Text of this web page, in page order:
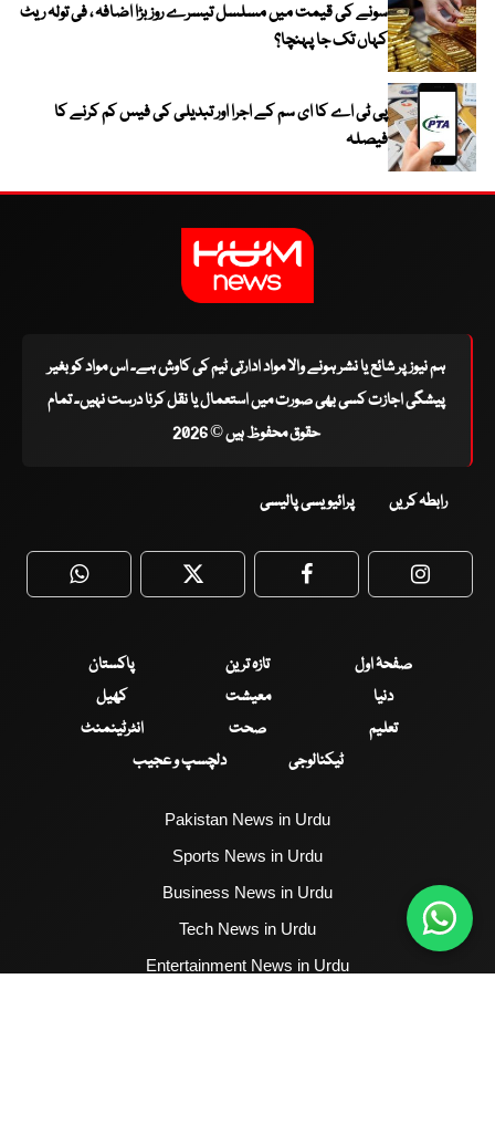
سونے کی قیمت میں مسلسل تیسرے روز بڑا اضافہ ، فی تولہ ریٹ
کہاں تک جا پہنچا؟
پی ٹی اے کا ای سم کے اجرا اور تبدیلی کی فیس کم کرنے کا
فیصلہ
ہم نیوز پر شائع یا نشر ہونے والا مواد ادارتی ٹیم کی کاوش ہے۔ اس مواد کو بغیر
پیشگی اجازت کسی بھی صورت میں استعمال یا نقل کرنا درست نہیں۔ تمام
حقوق محفوظ ہیں © 2026
رابطہ کریں پرائیویسی پالیسی
WhatsApp Twitter Facebook
صفحۂ اول تازہ ترین
پاکستان
دنیا
معیشت
کھیل
تعلیم
صحت
انٹرٹینمنٹ
ٹیکنالوجی
دلچسپ و عجیب
Pakistan News in Urdu
Sports News in Urdu
Business News in Urdu
Tech News in Urdu
Entertainment News in Urdu